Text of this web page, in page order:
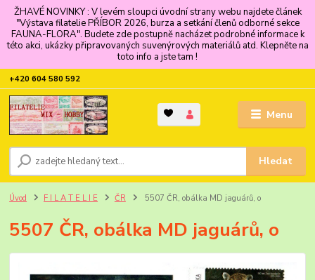
ŽHAVÉ NOVINKY : V levém sloupci úvodní strany webu najdete článek
"Výstava filatelie PŘÍBOR 2026, burza a setkání členů odborné sekce
FAUNA-FLORA". Budete zde postupně nacházet podrobné informace k
této akci, ukázky připravovaných suvenýrových materiálů atd. Klepněte na
toto info a jste tam !
Menu
Hledat
+420 604 580 592
Úvod F I L A T E L I E ČR 5507 ČR, obálka MD jaguárů, o
5507 ČR, obálka MD jaguárů, o